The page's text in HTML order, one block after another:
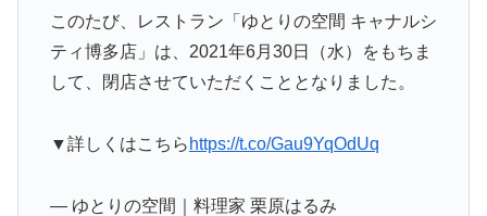
このたび、レストラン「ゆとりの空間 キャナルシ
ティ博多店」は、2021年6月30日（水）をもちま
して、閉店させていただくこととなりました。
▼詳しくはこちら https://t.co/Gau9YqOdUq
— ゆとりの空間｜料理家 栗原はるみ